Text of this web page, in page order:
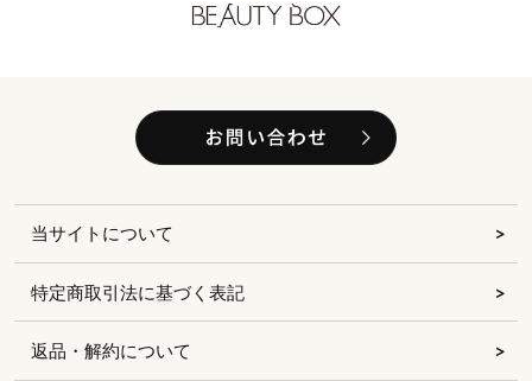
当サイトについて
特定商取引法に基づく表記
返品・解約について